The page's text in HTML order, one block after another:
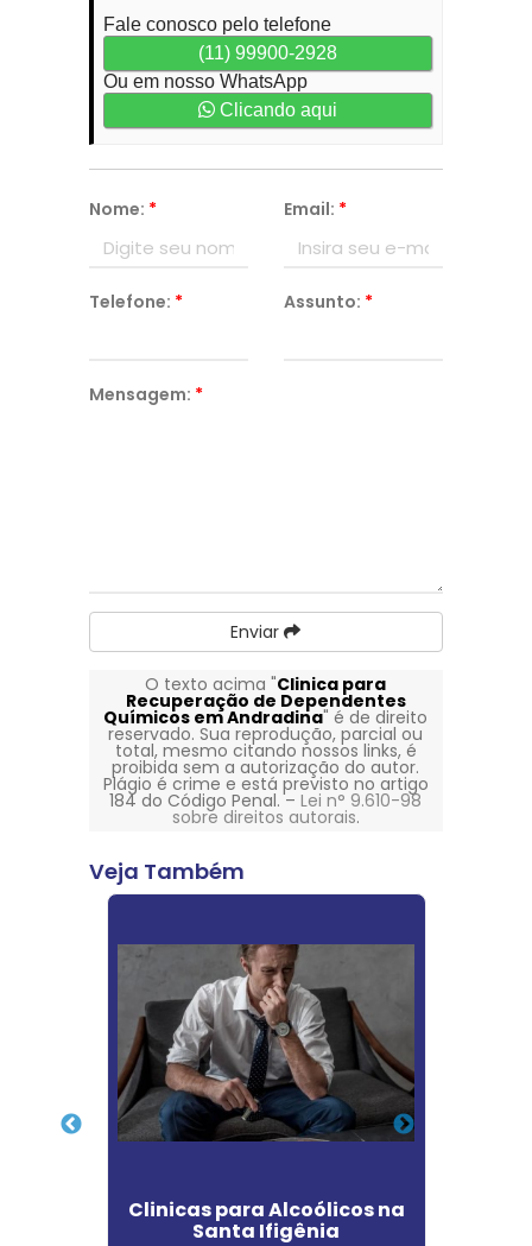
Fale conosco pelo telefone
(11) 99900-2928
Ou em nosso WhatsApp
Clicando aqui
Nome: * Email: *
Telefone: * Assunto: *
Mensagem: *
Enviar
O texto acima "Clinica para
Recuperação de Dependentes
Químicos em Andradina" é de direito
reservado. Sua reprodução, parcial ou
total, mesmo citando nossos links, é
proibida sem a autorização do autor.
Plágio é crime e está previsto no artigo
184 do Código Penal. –Lei n° 9.610-98
sobre direitos autorais.
Veja Também
Clinicas para Alcoólicos na
Santa Ifigênia